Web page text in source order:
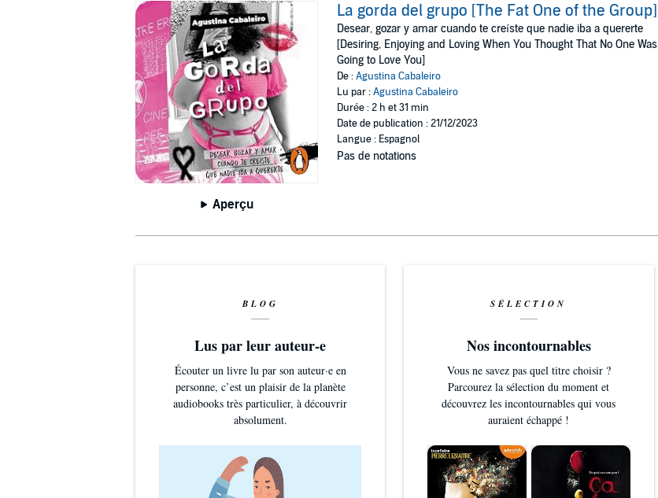
Aperçu
La gorda del grupo [The Fat One of the Group]
Desear, gozar y amar cuando te creíste que nadie iba a quererte
[Desiring, Enjoying and Loving When You Thought That No One Was
Going to Love You]
De :Agustina Cabaleiro
Lu par :Agustina Cabaleiro
Durée : 2 h et 31 min
Date de publication : 21/12/2023
Langue : Espagnol
Pas de notations
BLOG
Lus par leur auteur-e
Écouter un livre lu par son auteur·e en
personne, c’est un plaisir de la planète
audiobooks très particulier, à découvrir
absolument.
SÉLECTION
Nos incontournables
Vous ne savez pas quel titre choisir ?
Parcourez la sélection du moment et
découvrez les incontournables qui vous
auraient échappé !